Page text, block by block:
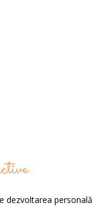
dezvoltarea personală